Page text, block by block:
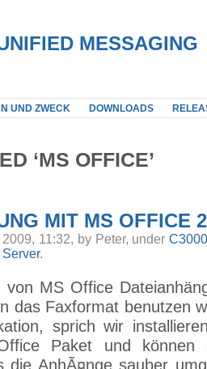
MESSAGING
UND ZWECK DOWNLOADS
‘MS OFFICE’
MIT MS OFFICE
11:32, by Peter, under
.
von MS Office
das Faxformat benutzen
sprich wir
Paket und können
die AnhÃ¤nge sauber